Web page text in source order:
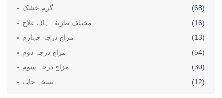
گرم خشک
(68)
مختلف طریقہ ہائے علاج
(16)
مزاج درجہ چہارم
(13)
مزاج درجہ دوم
(54)
مزاج درجہ سوم
(30)
نسخہ جات
(12)